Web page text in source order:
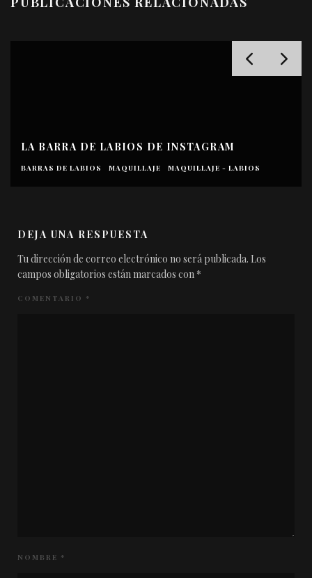
MAL’
BARRAS DE LABIOS MAQUILLAJE MAQUILLAJE - LABIOS
DEJA UNA RESPUESTA
Tu dirección de correo electrónico no será publicada. Los
campos obligatorios están marcados con *
COMENTARIO *
NOMBRE *